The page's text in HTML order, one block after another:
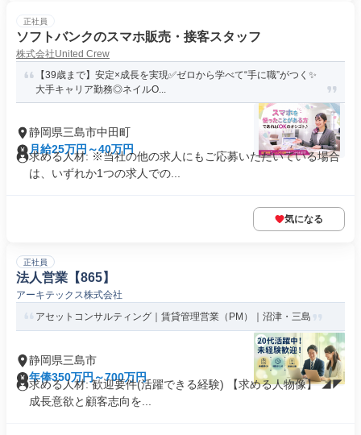
正社員
ソフトバンクのスマホ販売・接客スタッフ
株式会社United Crew
【39歳まで】安定×成長を実現✅ゼロから学べて“手に職”がつく✨
大手キャリア勤務◎ネイルO...
静岡県三島市中田町
月給25万円～40万円
求める人材: ※当社の他の求人にもご応募いただいている場合
は、いずれか1つの求人での...
気になる
正社員
法人営業【865】
アーキテックス株式会社
アセットコンサルティング｜賃貸管理営業（PM）｜沼津・三島
静岡県三島市
年俸350万円～700万円
求める人材: 歓迎要件(活躍できる経験) 【求める人物像】 ◢◤
成長意欲と顧客志向を...